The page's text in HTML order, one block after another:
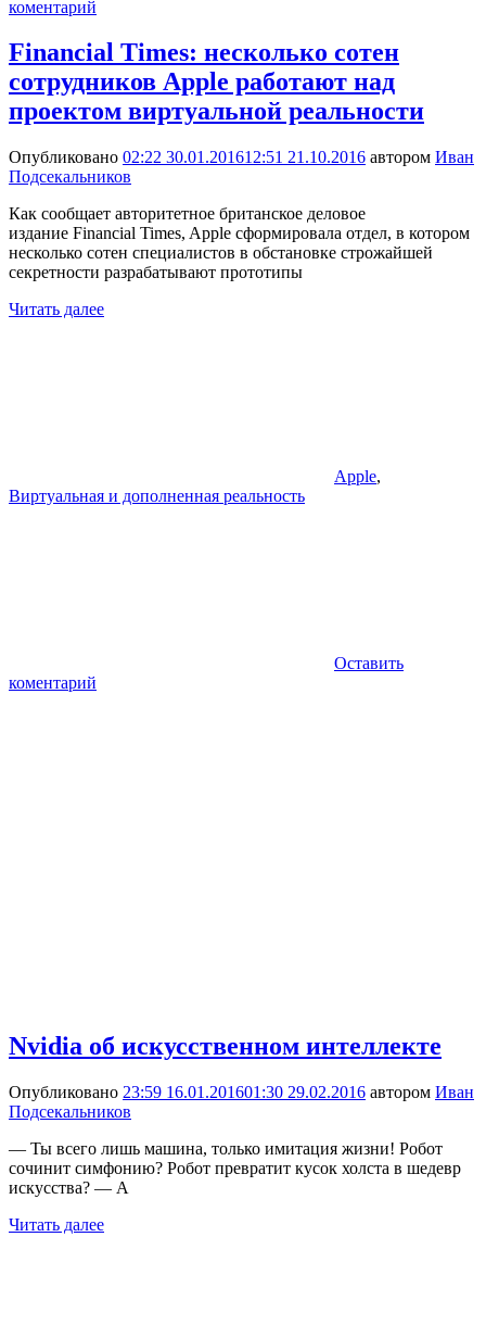
коментарий
Financial Times: несколько сотен
сотрудников Apple работают над
проектом виртуальной реальности
Опубликовано 02:22 30.01.201612:51 21.10.2016 автором Иван
Подсекальников
Как сообщает авторитетное британское деловое
издание Financial Times, Apple сформировала отдел, в котором
несколько сотен специалистов в обстановке строжайшей
секретности разрабатывают прототипы
Читать далее
Apple,
Виртуальная и дополненная реальность
Оставить
коментарий
Nvidia об искусственном интеллекте
Опубликовано 23:59 16.01.201601:30 29.02.2016 автором Иван
Подсекальников
— Ты всего лишь машина, только имитация жизни! Робот
сочинит симфонию? Робот превратит кусок холста в шедевр
искусства? — А
Читать далее